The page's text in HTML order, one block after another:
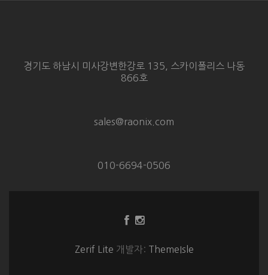
경기도 하남시 미사강변한강로 135, 스카이폴리스 나동
866호
sales@raonix.com
010-6694-0506
Facebook
크
Instagram
크
Zerif Lite 개발자: ThemeIsle